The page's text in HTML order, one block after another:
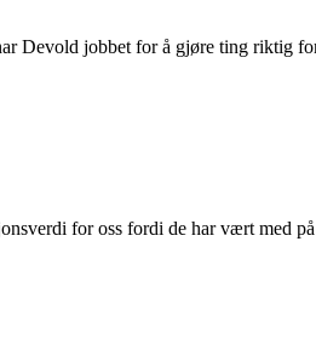
Devold jobbet for å gjøre ting riktig
for oss fordi de har vært med